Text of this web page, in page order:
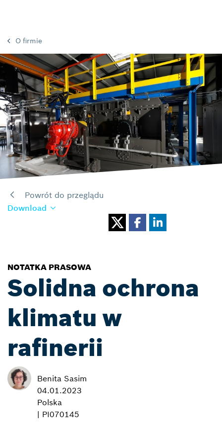
O firmie
Powrót do przeglądu
Download
NOTATKA PRASOWA
Solidna ochrona
klimatu w
rafinerii
Benita Sasim
04.01.2023
Polska
| PI070145